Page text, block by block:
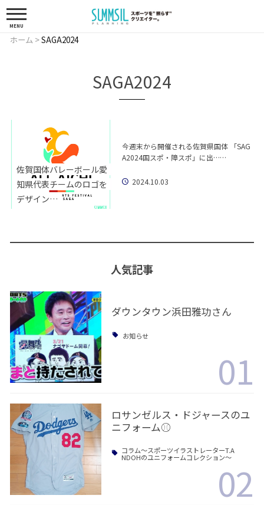
MENU
ホーム >SAGA2024
SAGA2024
佐賀国体バレーボール愛
知県代表チームのロゴを
デザイン…
今週末から開催される佐賀県国体 「SAG
A2024国スポ・障スポ」に出……
2024.10.03
人気記事
ダウンタウン浜田雅功さん
お知らせ
01
ロサンゼルス・ドジャースのユ
ニフォーム⚾️
コラム〜スポーツイラストレーターT.A
NDOHのユニフォームコレクション〜
02